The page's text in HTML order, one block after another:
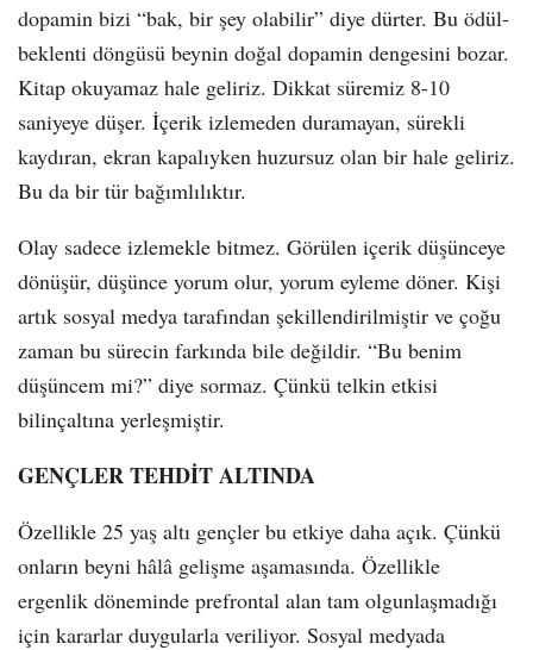
dopamin bizi “bak, bir şey olabilir” diye dürter. Bu ödül-
beklenti döngüsü beynin doğal dopamin dengesini bozar.
Kitap okuyamaz hale geliriz. Dikkat süremiz 8-10
saniyeye düşer. İçerik izlemeden duramayan, sürekli
kaydıran, ekran kapalıyken huzursuz olan bir hale geliriz.
Bu da bir tür bağımlılıktır.
Olay sadece izlemekle bitmez. Görülen içerik düşünceye
dönüşür, düşünce yorum olur, yorum eyleme döner. Kişi
artık sosyal medya tarafından şekillendirilmiştir ve çoğu
zaman bu sürecin farkında bile değildir. “Bu benim
düşüncem mi?” diye sormaz. Çünkü telkin etkisi
bilinçaltına yerleşmiştir.
GENÇLER TEHDİT ALTINDA
Özellikle 25 yaş altı gençler bu etkiye daha açık. Çünkü
onların beyni hâlâ gelişme aşamasında. Özellikle
ergenlik döneminde prefrontal alan tam olgunlaşmadığı
için kararlar duygularla veriliyor. Sosyal medyada